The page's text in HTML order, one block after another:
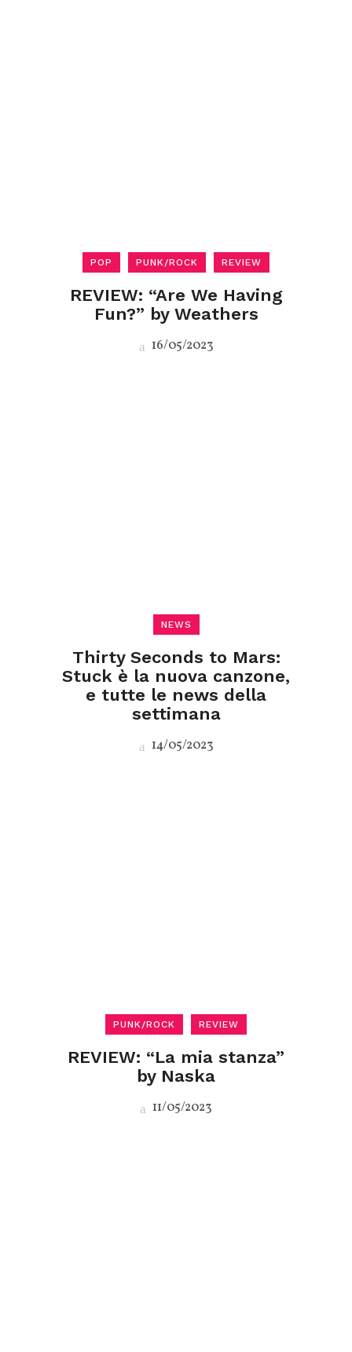
POP PUNK/ROCK REVIEW
REVIEW: “Are We Having
Fun?” by Weathers
16/05/2023
NEWS
Thirty Seconds to Mars:
Stuck è la nuova canzone,
e tutte le news della
settimana
14/05/2023
PUNK/ROCK REVIEW
REVIEW: “La mia stanza”
by Naska
11/05/2023